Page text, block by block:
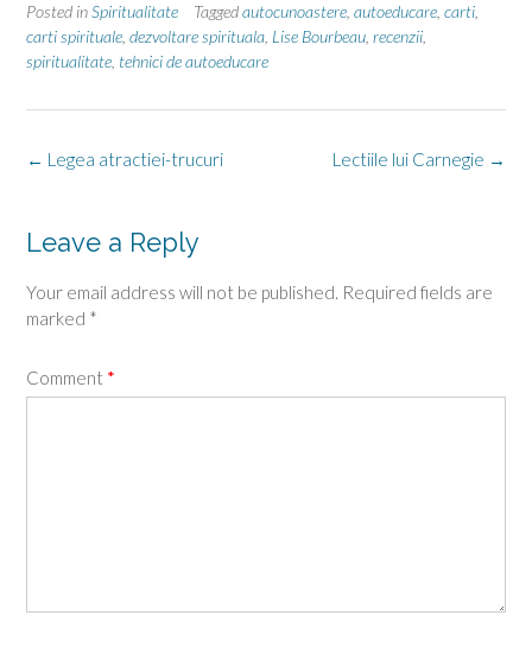
Posted inSpiritualitate Taggedautocunoastere autoeducare carti
carti spirituale dezvoltare spirituala Lise Bourbeau recenzii
spiritualitate tehnici de autoeducare
Post
Lectiile lui Carnegie →
← Legea atractiei-trucuri
Leave a Reply
Your email address will not be published. Required fields are
marked *
Comment *